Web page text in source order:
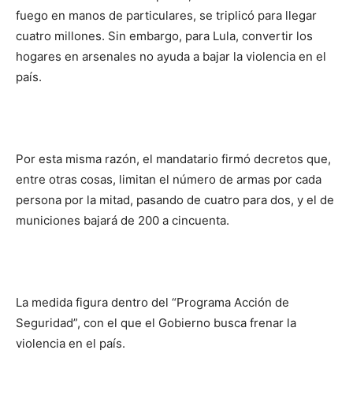
fuego en manos de particulares, se triplicó para llegar
cuatro millones. Sin embargo, para Lula, convertir los
hogares en arsenales no ayuda a bajar la violencia en el
país.
Por esta misma razón, el mandatario firmó decretos que,
entre otras cosas, limitan el número de armas por cada
persona por la mitad, pasando de cuatro para dos, y el de
municiones bajará de 200 a cincuenta.
La medida figura dentro del “Programa Acción de
Seguridad”, con el que el Gobierno busca frenar la
violencia en el país.